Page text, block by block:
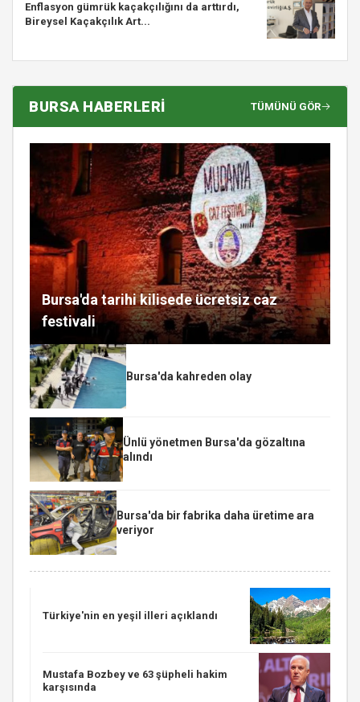
Enflasyon gümrük kaçakçılığını da arttırdı,
Bireysel Kaçakçılık Art...
BURSA HABERLERİ TÜMÜNÜ GÖR
Bursa'da tarihi kilisede ücretsiz caz
festivali
Bursa'da kahreden olay
Ünlü yönetmen Bursa'da gözaltına
alındı
Bursa'da bir fabrika daha üretime ara
veriyor
Türkiye'nin en yeşil illeri açıklandı
Mustafa Bozbey ve 63 şüpheli hakim
karşısında